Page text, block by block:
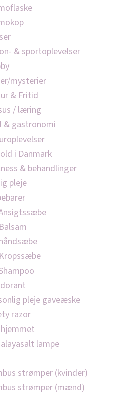
& sportoplevelser
mysterier
& Fritid
/ læring
& gastronomi
i Danmark
& behandlinger
pleje
Balsam
Kropssæbe
pleje gaveæske
razor
lampe
strømper (kvinder)
strømper (mænd)